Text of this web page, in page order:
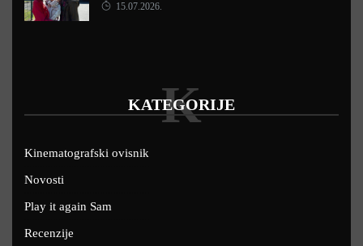
15.07.2026.
KATEGORIJE
K
Kinematografski ovisnik
Novosti
Play it again Sam
Recenzije